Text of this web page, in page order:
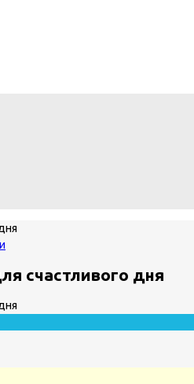
счастливого дня